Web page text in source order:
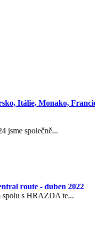
Itálie, Monako,
jsme společně...
route - duben 2022
spolu s HRAZDA te...